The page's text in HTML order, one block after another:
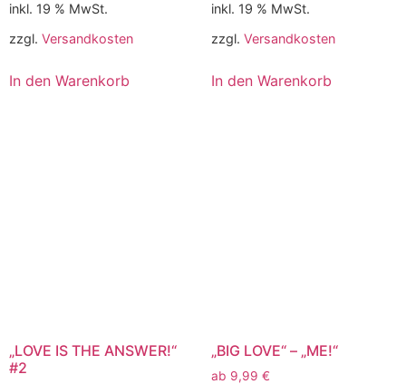
inkl. 19 % MwSt.
zzgl. Versandkosten
In den Warenkorb
inkl. 19 % MwSt.
zzgl. Versandkosten
In den Warenkorb
„LOVE IS THE ANSWER!“
#2
„BIG LOVE“ – „ME!“
ab 9,99 €